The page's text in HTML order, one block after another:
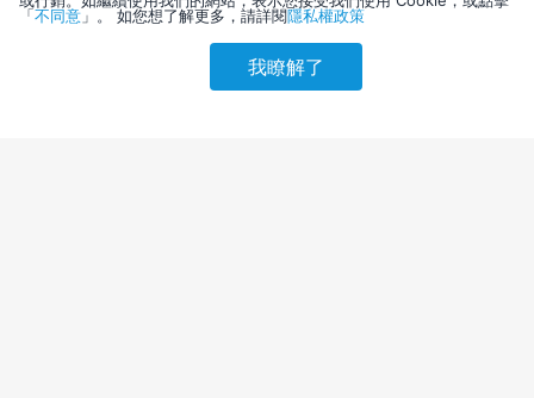
請選擇其他入住日
「不同意 」。 如您想了解更多，請詳閱隱私權政策
我瞭解了